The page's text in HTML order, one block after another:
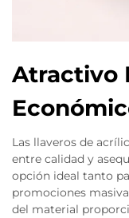
Atractivo
Las llaveros de
entre calidad y
opción ideal tanto
promociones
del material